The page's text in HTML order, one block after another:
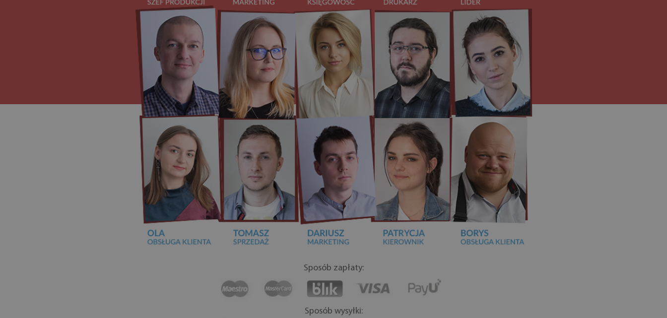
Sposób zapłaty:
Sposób wysyłki: